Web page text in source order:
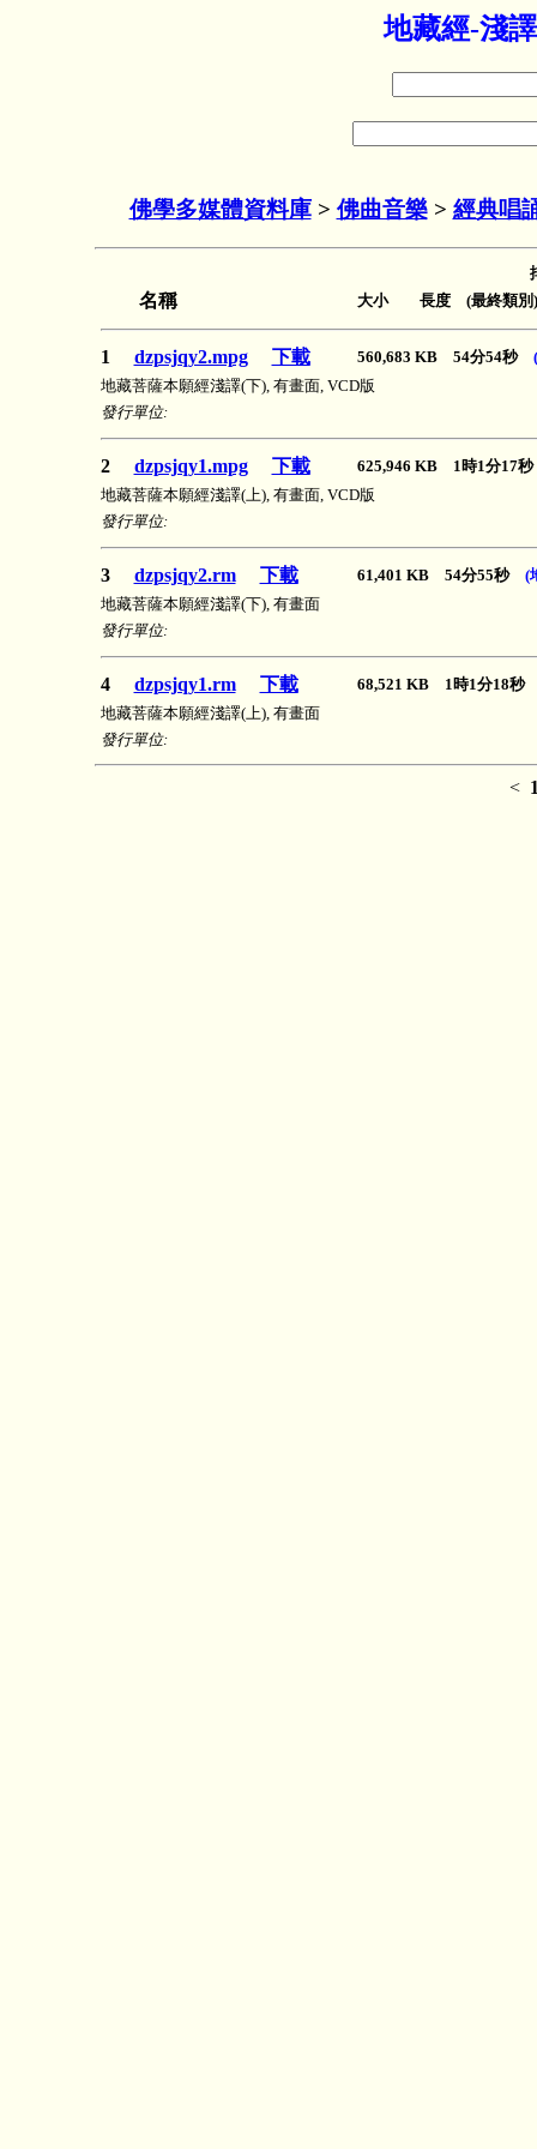
地藏經-淺
佛學多媒體資料庫> 佛曲音樂> 經典唱
名稱 大小 長度 (最終類別)
1 dzpsjqy2.mpg 下載 560,683 KB 54分54秒
地藏菩薩本願經淺譯(下), 有畫面, VCD版
發行單位:
2 dzpsjqy1.mpg 下載
625,946 KB 1時1分17
地藏菩薩本願經淺譯(上), 有畫面, VCD版
發行單位:
3 dzpsjqy2.rm 下載 61,401 KB 54分55秒 (
地藏菩薩本願經淺譯(下), 有畫面
發行單位:
4 dzpsjqy1.rm 下載
68,521 KB 1時1分18
地藏菩薩本願經淺譯(上), 有畫面
發行單位:
<